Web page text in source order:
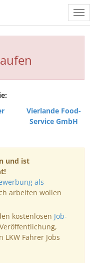
Vierlande Food-
Service GmbH
und ist
als
arbeiten wollen
kostenlosen Job-
Fahrer Jobs